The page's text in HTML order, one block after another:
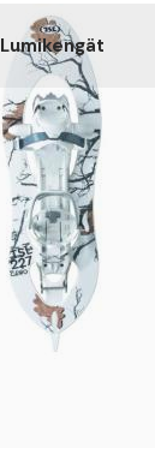
Lumikengät